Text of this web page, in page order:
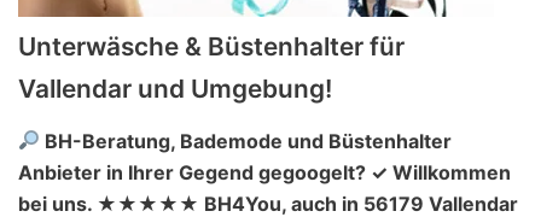
Unterwäsche & Büstenhalter für
Vallendar und Umgebung!
BH-Beratung, Bademode und Büstenhalter
Anbieter in Ihrer Gegend gegoogelt? ✓ Willkommen
bei uns. ★★★★★ BH4You, auch in 56179 Vallendar